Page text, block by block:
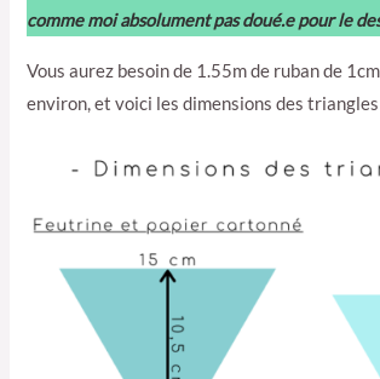
comme moi absolument pas doué.e pour le
Vous aurez besoin de 1.55m de ruban de
environ, et voici les dimensions des triangles